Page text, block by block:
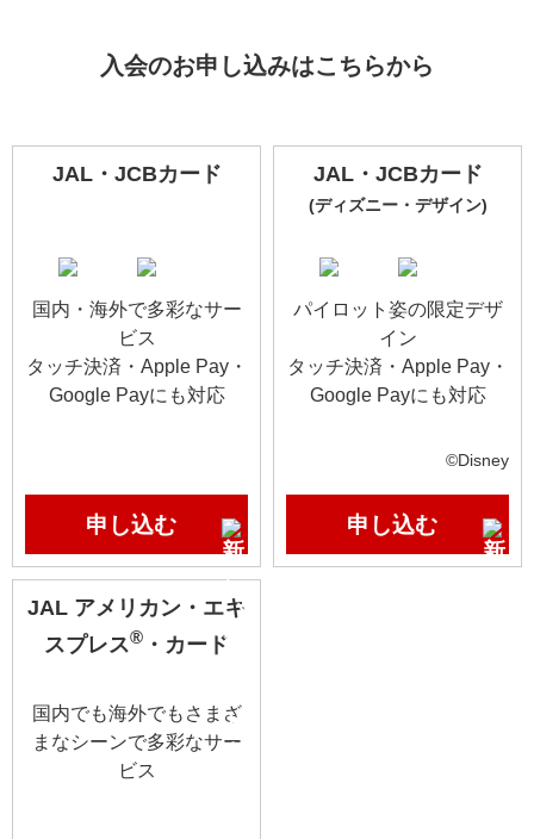
入会のお申し込みはこちらから
JAL・JCBカード
国内・海外で多彩なサー
ビス
タッチ決済・Apple Pay・
Google Payにも対応
申し込む
JAL・JCBカード
(ディズニー・デザイン)
パイロット姿の限定デザ
イン
タッチ決済・Apple Pay・
Google Payにも対応
©Disney
申し込む
JAL アメリカン・エキ
スプレス® ・カード
国内でも海外でもさまざ
まなシーンで多彩なサー
ビス